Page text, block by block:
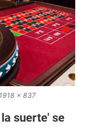
x 837
suerte' se